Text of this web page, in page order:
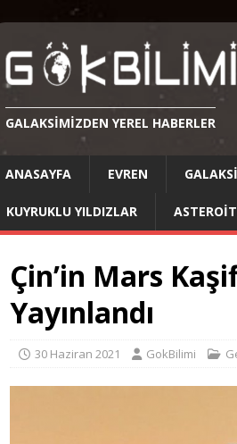
GALAKSIMIZDEN YEREL HABERLER
ANASAYFA EVREN
KUYRUKLU YILDIZLAR
Çin’in Mars
Yayınlandı
30 Haziran 2021 GokBilimi